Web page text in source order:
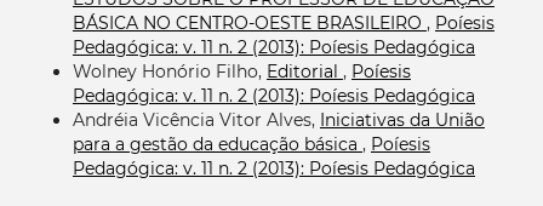
BÁSICA NO CENTRO-OESTE BRASILEIRO , Poíesis
Pedagógica: v. 11 n. 2 (2013): Poíesis Pedagógica
Wolney Honório Filho, Editorial , Poíesis
Pedagógica: v. 11 n. 2 (2013): Poíesis Pedagógica
Andréia Vicência Vitor Alves, Iniciativas da União
para a gestão da educação básica , Poíesis
Pedagógica: v. 11 n. 2 (2013): Poíesis Pedagógica